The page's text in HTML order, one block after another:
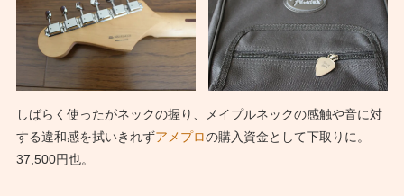
しばらく使ったがネックの握り、メイプルネックの感触や音に対
する違和感を拭いきれずアメプロの購入資金として下取りに。
37,500円也。